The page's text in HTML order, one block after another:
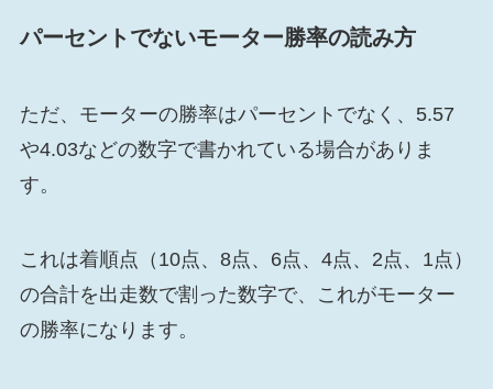
パーセントでないモーター勝率の読み方
ただ、モーターの勝率はパーセントでなく、5.57
や4.03などの数字で書かれている場合がありま
す。
これは着順点（10点、8点、6点、4点、2点、1点）
の合計を出走数で割った数字で、これがモーター
の勝率になります。